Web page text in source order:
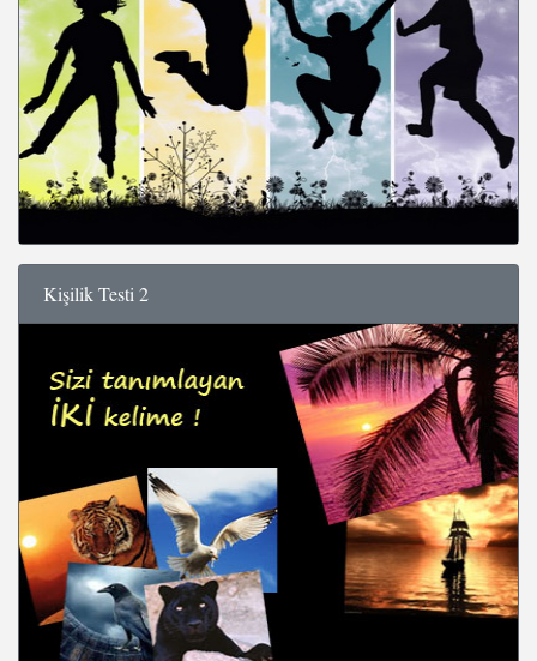
Kişilik Testi 2